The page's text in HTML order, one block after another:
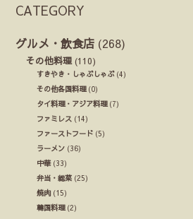
CATEGORY
グルメ・飲食店 (268)
その他料理 (110)
すきやき・しゃぶしゃぶ(4)
その他各国料理(0)
タイ料理・アジア料理(7)
ファミレス (14)
ファーストフード (5)
ラーメン (36)
中華(33)
弁当・総菜 (25)
焼肉 (15)
韓国料理(2)